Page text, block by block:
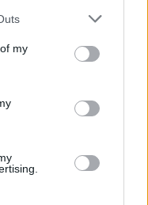
my
ότι η καμπάνια
για τους
δεν εξαντλείται
ανδρικά χέρια.
Άμυνας και